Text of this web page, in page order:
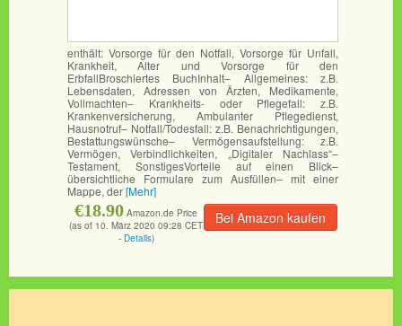
enthält: Vorsorge für den Notfall, Vorsorge für Unfall,
Krankheit, Alter und Vorsorge für den
ErbfallBroschiertes BuchInhalt– Allgemeines: z.B.
Lebensdaten, Adressen von Ärzten, Medikamente,
Vollmachten– Krankheits- oder Pflegefall: z.B.
Krankenversicherung, Ambulanter Pflegedienst,
Hausnotruf– Notfall/Todesfall: z.B. Benachrichtigungen,
Bestattungswünsche– Vermögensaufstellung: z.B.
Vermögen, Verbindlichkeiten, „Digitaler Nachlass“–
Testament, SonstigesVorteile auf einen Blick–
übersichtliche Formulare zum Ausfüllen– mit einer
Mappe, der[Mehr]
Bei Amazon kaufen
€18.90 Amazon.de Price
(as of 10. März 2020 09:28 CET
- Details)